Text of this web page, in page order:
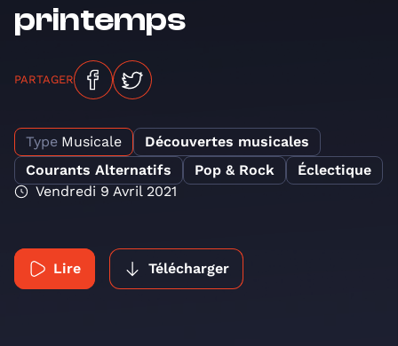
printemps
PARTAGER
Type Musicale
Découvertes musicales
Courants Alternatifs
Pop & Rock
Éclectique
Vendredi 9 Avril 2021
Lire Télécharger